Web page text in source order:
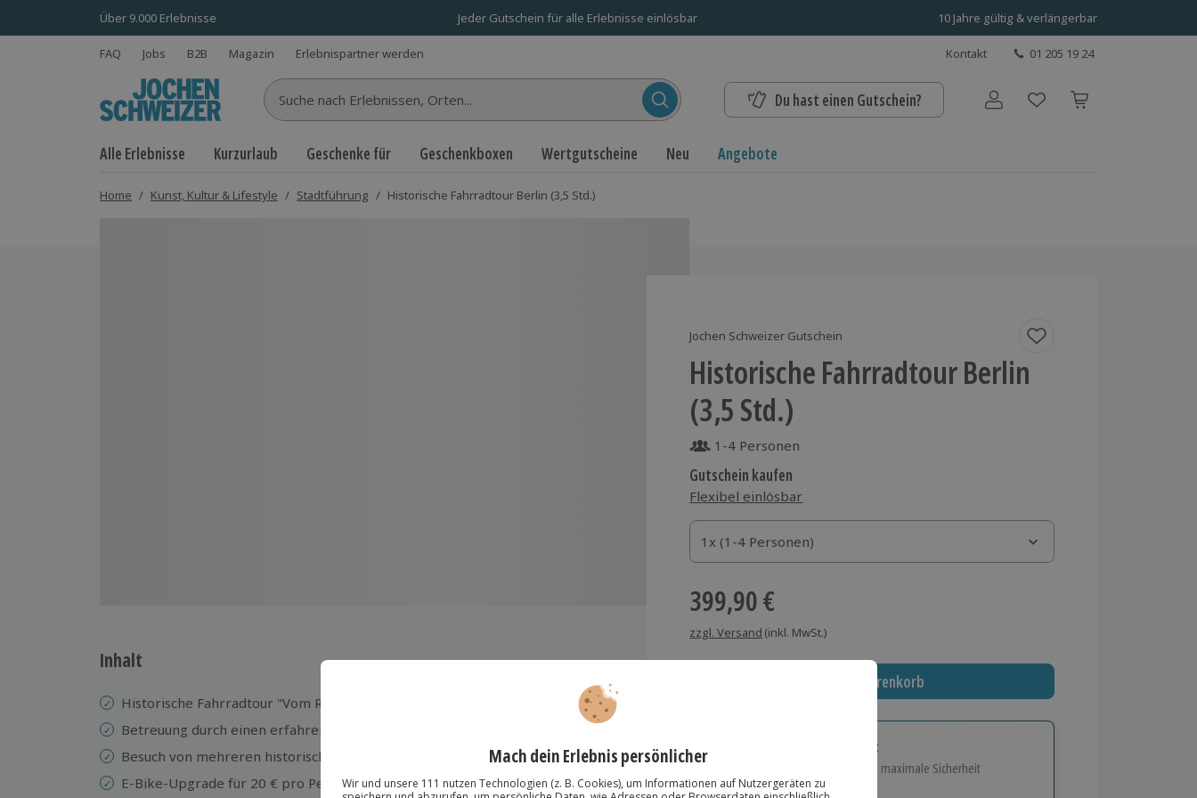
Über 9.000 Erlebnisse Jeder Gutschein für alle Erlebnisse einlösbar 10 Jahre gültig & verlängerbar
FAQ Jobs B2B Magazin Erlebnispartner werden Kontakt 01 205 19 24
Suche nach Erlebnissen... Du hast einen Gutschein? Benutzerkonto
Alle Erlebnisse Kurzurlaub Geschenke für Geschenkboxen Wertgutscheine Neu Angebote
Home / Kunst, Kultur & Lifestyle / Stadtführung / Historische Fahrradtour Berlin (3,5 Std.)
Jochen Schweizer Gutschein
Historische Fahrradtour Berlin
(3,5 Std.)
1-4 Personen
Gutschein kaufen
Flexibel einlösbar
1x (1-4 Personen)
1x (1-4 Personen)
1x (1-4 Personen)
399,90 €
zzgl. Versand (inkl. MwSt.)
In den Warenkorb
Immer das richtige Geschenk:
Große Auswahl, volle Flexibilität und maximale Sicherheit
Inhalt
Historische Fahrradtour "Vom Reich zur Wiedervereinigung" durch Berlin
Betreuung durch einen erfahrenen Guide
Besuch von mehreren historischen Orten vom 20. Jahrhundert
E-Bike-Upgrade für 20 € pro Person möglich